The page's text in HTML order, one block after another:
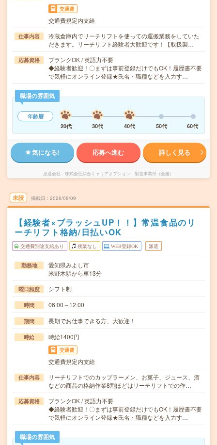
交通費
交通費規定内支給
仕事内容
冷蔵倉庫内でリーチリフトを使っての運搬業務をしていた
だきます。リーチリフト経験者大歓迎です！【取扱製…
応募資格
ブランクOK / 英語力不要
◆経験者歓迎！〇まずは事前登録だけでもOK！履歴書不要
で気軽にオンライン登録★氏名・職種などを入力す…
職場の雰囲気
年齢層
20代
30代 40代 50代 60代
気になる! 応募へ進む 詳しく見る
派遣会社 株式会社綜合キャリアオプション 製造事業部（全国）
未読 掲載日 2026/08/09
【経験者×ブラッシュUP！！】常温食品のリ
ーチリフト格納/日払いOK
交通費別途支給あり 残業なし WEB登録OK 派遣
勤務地
愛知県みよし市
米野木駅から車13分
曜日頻度 シフト制
時間 06:00～12:00
期間 長期でお仕事できる方、大歓迎！
時給 時給1400円
交通費
交通費規定内支給
仕事内容
リーチリフトでのカップラーメン、お菓子、ジュース、酒
などの商品の格納作業8割ほどはリーチリフトでの作…
応募資格
ブランクOK / 英語力不要
◆経験者歓迎！〇まずは事前登録だけでもOK！履歴書不要
で気軽にオンライン登録★氏名・職種などを入力す…
職場の雰囲気